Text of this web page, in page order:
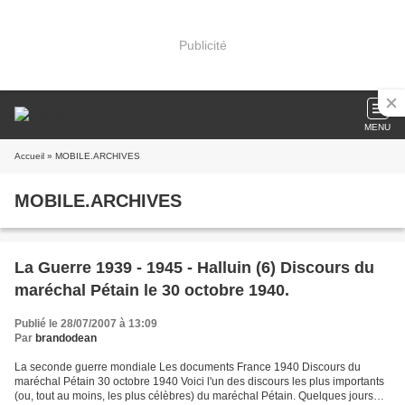
Publicité
MENU
Accueil » MOBILE.ARCHIVES
MOBILE.ARCHIVES
La Guerre 1939 - 1945 - Halluin (6) Discours du
maréchal Pétain le 30 octobre 1940.
Publié le 28/07/2007 à 13:09
Par brandodean
La seconde guerre mondiale Les documents France 1940 Discours du
maréchal Pétain 30 octobre 1940 Voici l'un des discours les plus importants
(ou, tout au moins, les plus célèbres) du maréchal Pétain. Quelques jours